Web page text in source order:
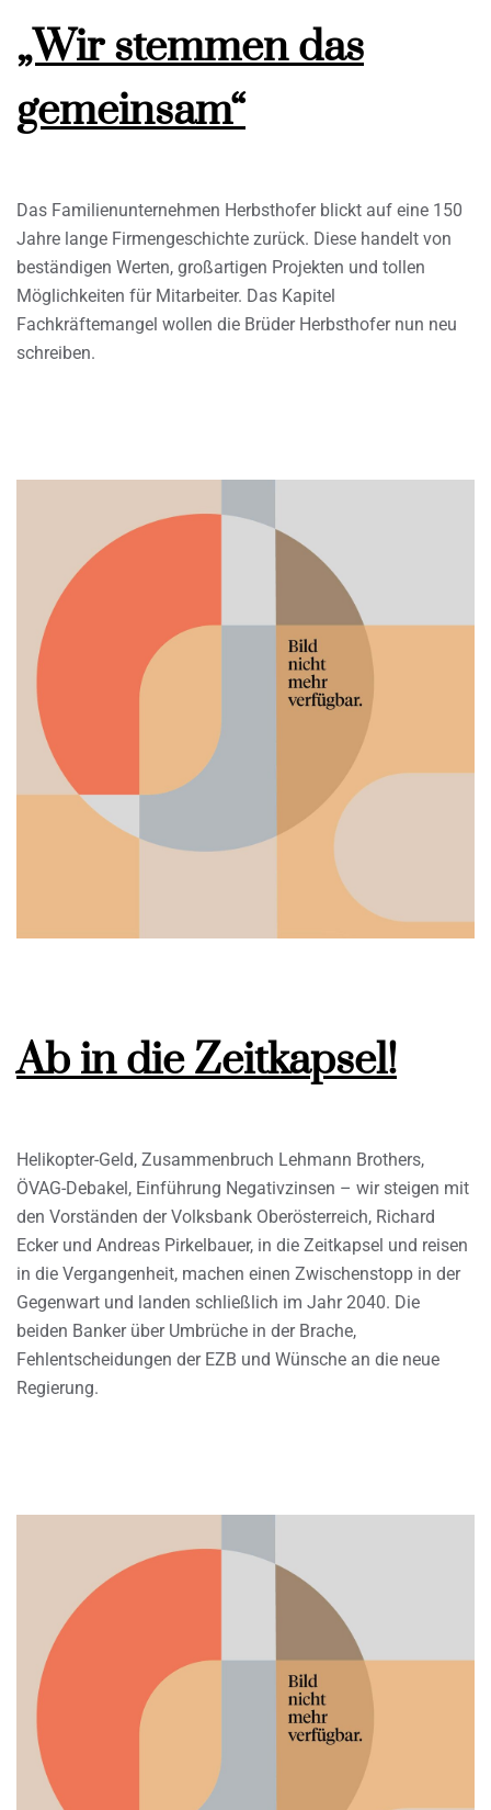
„Wir stemmen das
gemeinsam“
Das Familienunternehmen Herbsthofer blickt auf eine 150
Jahre lange Firmengeschichte zurück. Diese handelt von
beständigen Werten, großartigen Projekten und tollen
Möglichkeiten für Mitarbeiter. Das Kapitel
Fachkräftemangel wollen die Brüder Herbsthofer nun neu
schreiben.
Ab in die Zeitkapsel!
Helikopter-Geld, Zusammenbruch Lehmann Brothers,
ÖVAG-Debakel, Einführung Negativzinsen – wir steigen mit
den Vorständen der Volksbank Oberösterreich, Richard
Ecker und Andreas Pirkelbauer, in die Zeitkapsel und reisen
in die Vergangenheit, machen einen Zwischenstopp in der
Gegenwart und landen schließlich im Jahr 2040. Die
beiden Banker über Umbrüche in der Brache,
Fehlentscheidungen der EZB und Wünsche an die neue
Regierung.